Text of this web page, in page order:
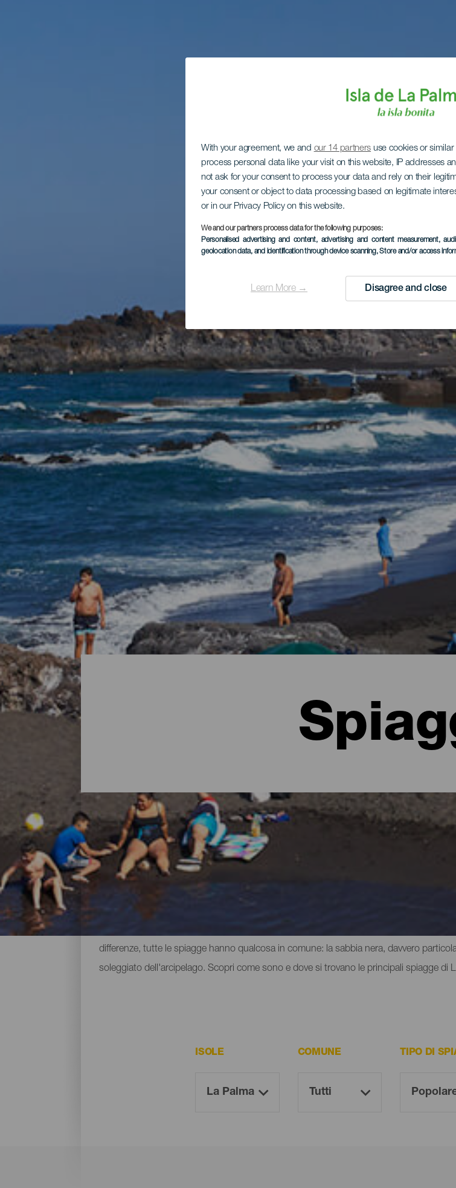
With your agreement, we and our 14 partners use cookies or
process personal data like your visit on this website, IP addresses
not ask for your consent to process your data and rely on their
your consent or object to data processing based on legitimate
or in our Privacy Policy on this website.
We and our partners process data for the following purposes:
Personalised advertising and content, advertising and content measurement,
geolocation data, and identification through device scanning, Store and/or access
Learn More → Disagree and close
Tutte le spiagge di La Palma
natura dell'isola riserva anche sorprese sotto forma di spiagge. Ci sono spiagge
differenze, tutte le spiagge hanno qualcosa in comune: la sabbia nera, davvero
soleggiato dell'arcipelago. Scopri come sono e dove si trovano le principali spiagge di
ISOLE COMUNE TIPO DI